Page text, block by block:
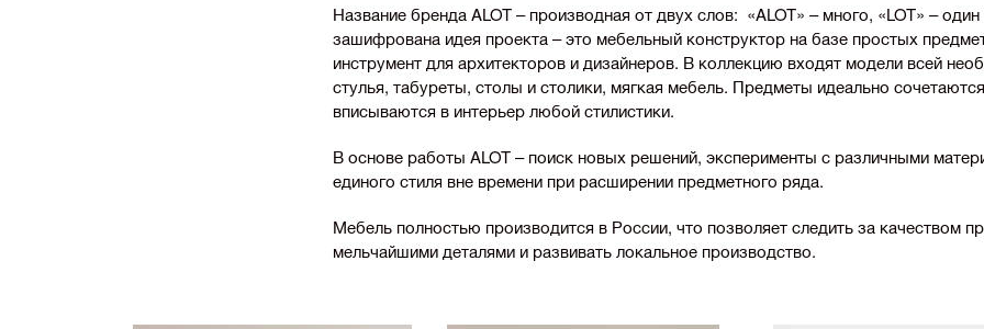
Название бренда ALOT – производная от двух слов: «ALOT» – много, «LOT» –
зашифрована идея проекта – это мебельный конструктор на базе простых
инструмент для архитекторов и дизайнеров. В коллекцию входят модели всей
стулья, табуреты, столы и столики, мягкая мебель. Предметы идеально
вписываются в интерьер любой стилистики.
В основе работы ALOT – поиск новых решений, эксперименты с различными
единого стиля вне времени при расширении предметного ряда.
Мебель полностью производится в России, что позволяет следить за качеством
мельчайшими деталями и развивать локальное производство.